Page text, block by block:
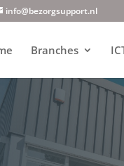
info@bezorgsupport.nl
Branches